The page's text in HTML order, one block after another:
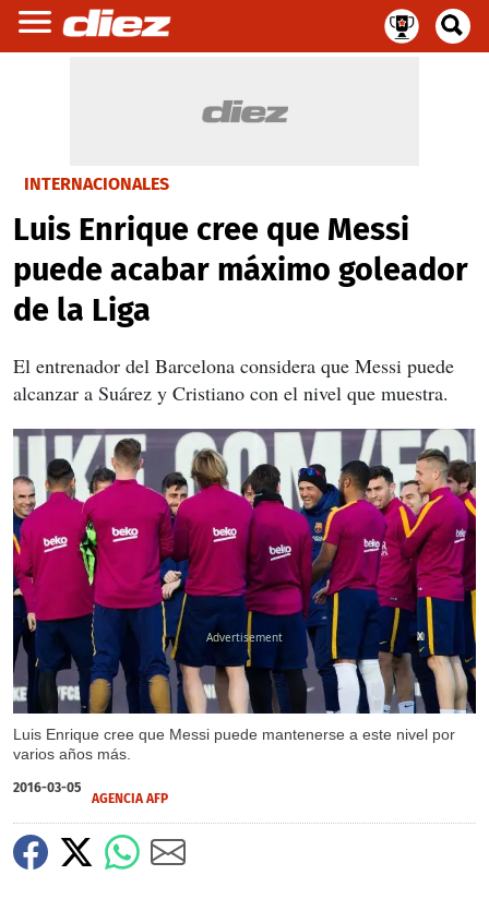
INTERNACIONALES
Luis Enrique cree que Messi
puede acabar máximo goleador
de la Liga
El entrenador del Barcelona considera que Messi puede
alcanzar a Suárez y Cristiano con el nivel que muestra.
Luis Enrique cree que Messi puede mantenerse a este nivel por
varios años más.
X
2016-03-05
AGENCIA AFP